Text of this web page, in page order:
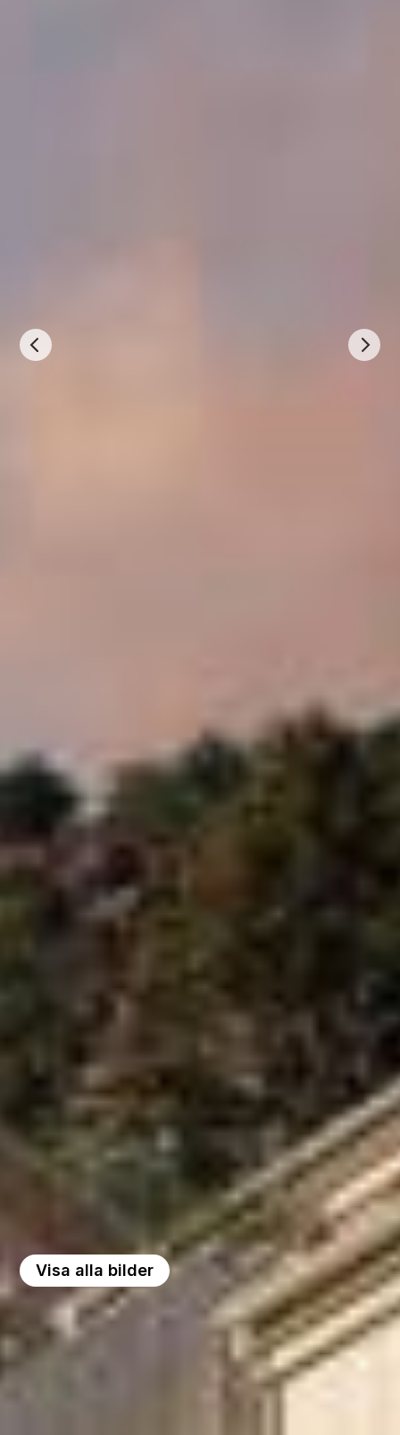
Visa alla bilder